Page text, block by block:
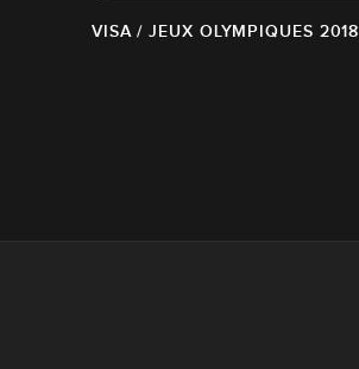
VISA / JEUX OLYMPIQUES 2018